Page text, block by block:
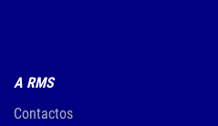
A RMS
Contactos